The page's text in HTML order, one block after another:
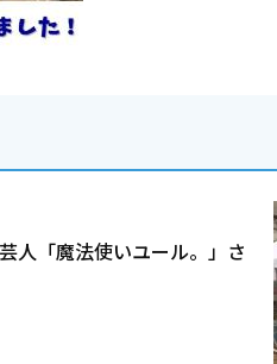
人「魔法使いユール。」さ